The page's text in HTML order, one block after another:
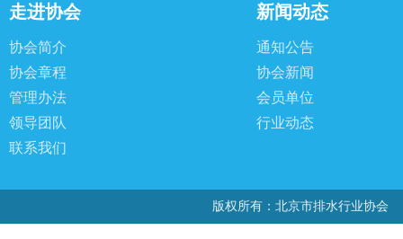
走进协会
协会简介
协会章程
管理办法
领导团队
联系我们
新闻动态
通知公告
协会新闻
会员单位
行业动态
版权所有：北京市排水行业